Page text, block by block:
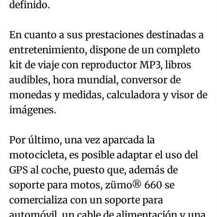
definido.
En cuanto a sus prestaciones destinadas a
entretenimiento, dispone de un completo
kit de viaje con reproductor MP3, libros
audibles, hora mundial, conversor de
monedas y medidas, calculadora y visor de
imágenes.
Por último, una vez aparcada la
motocicleta, es posible adaptar el uso del
GPS al coche, puesto que, además de
soporte para motos, zümo® 660 se
comercializa con un soporte para